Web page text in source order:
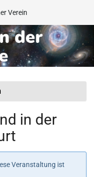
Verein
in der
Veranstaltung ist